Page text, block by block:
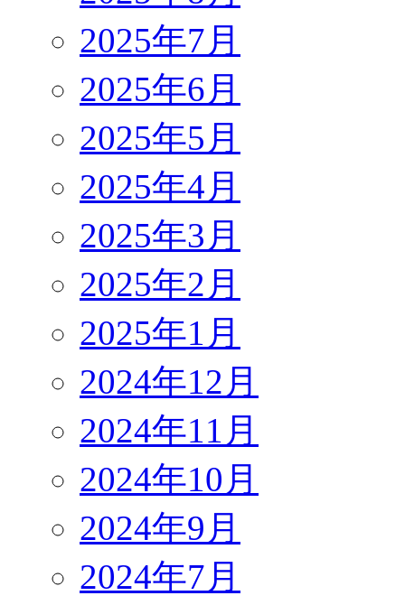
2025年7月
2025年6月
2025年5月
2025年4月
2025年3月
2025年2月
2025年1月
2024年12月
2024年11月
2024年10月
2024年9月
2024年7月